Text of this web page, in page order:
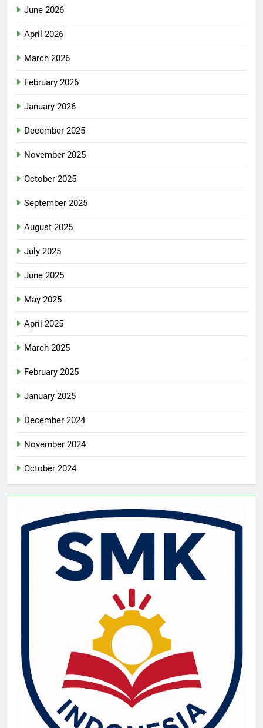
June 2026
April 2026
March 2026
February 2026
January 2026
December 2025
November 2025
October 2025
September 2025
August 2025
July 2025
June 2025
May 2025
April 2025
March 2025
February 2025
January 2025
December 2024
November 2024
October 2024